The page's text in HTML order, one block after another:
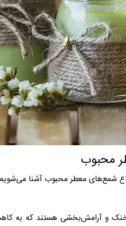
محبوب
شمع‌های معطر محبوب آشنا
خنک و آرامش‌بخشی هستند که به